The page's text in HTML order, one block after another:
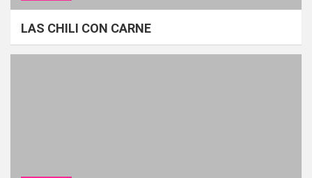
LAS CHILI CON CARNE